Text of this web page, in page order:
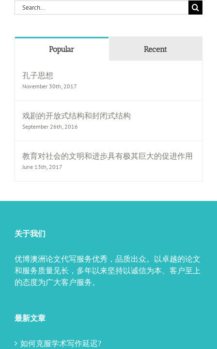
Search
for:
Popular Recent
孔子思想
November 30th, 2017
戏剧的开放式结构和封闭式结构
September 26th, 2016
教育对社会的文明和进步具有极其巨大的促进作用
June 13th, 2017
关于我们
优博澳洲论文代写服务优秀，品质出众。以卓越的论文
和服务质量见长，多年以来坚持以诚信为本、客户至上
的态度为广大客户服务。
最新文章
如何克服学术写作延迟?